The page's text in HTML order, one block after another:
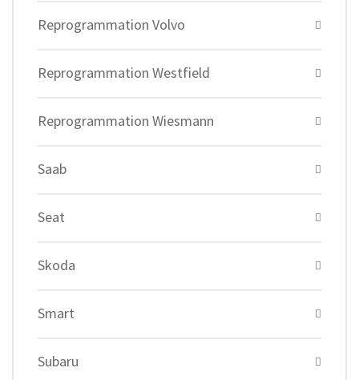
Reprogrammation Volvo
Reprogrammation Westfield
Reprogrammation Wiesmann
Saab
Seat
Skoda
Smart
Subaru